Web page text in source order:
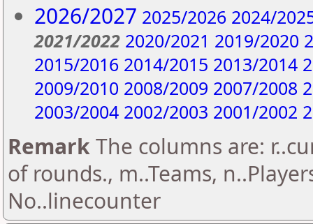
2026/2027 2025/2026 2024/
2021/2022 2020/2021 2019/2020
2015/2016 2014/2015 2013/2014
2009/2010 2008/2009 2007/2008
2003/2004 2002/2003 2001/2002
RemarkThe columns are:
of rounds., m..Teams,
No..linecounter